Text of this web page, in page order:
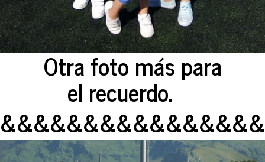
Otra foto más para
el recuerdo.